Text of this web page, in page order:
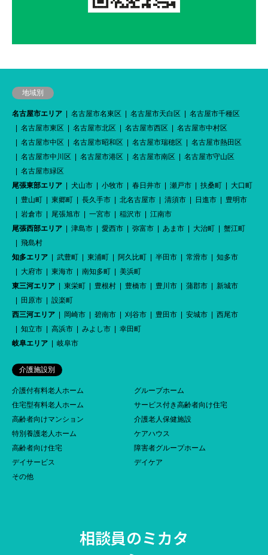
地域別
名古屋市エリア 名古屋市名東区 名古屋市天白区
名古屋市千種区
名古屋市東区
名古屋市北区 名古屋市西区
名古屋市中村区
名古屋市中区
名古屋市昭和区 名古屋市瑞穂区
名古屋市熱田区
名古屋市中川区
名古屋市港区 名古屋市南区
名古屋市守山区
名古屋市緑区
尾張東部エリア
犬山市 小牧市 春日井市 瀬戸市 扶桑町
大口町
豊山町
東郷町 長久手市 北名古屋市 清須市 日進市
豊明市
岩倉市
尾張旭市 一宮市 稲沢市
江南市
尾張西部エリア
津島市 愛西市 弥富市 あま市 大治町
蟹江町
飛島村
知多エリア
武豊町 東浦町 阿久比町 半田市 常滑市
知多市
大府市
東海市 南知多町
美浜町
東三河エリア
東栄町 豊根村 豊橋市 豊川市 蒲郡市
新城市
田原市
設楽町
西三河エリア
岡崎市 碧南市 刈谷市 豊田市 安城市
西尾市
知立市
高浜市 みよし市
幸田町
岐阜エリア
岐阜市
介護施設別
介護付有料老人ホーム
グループホーム
住宅型有料老人ホーム
サービス付き高齢者向け住宅
高齢者向けマンション
介護老人保健施設
特別養護老人ホーム
ケアハウス
高齢者向け住宅
障害者グループホーム
デイサービス
デイケア
その他
相談員のミカタ